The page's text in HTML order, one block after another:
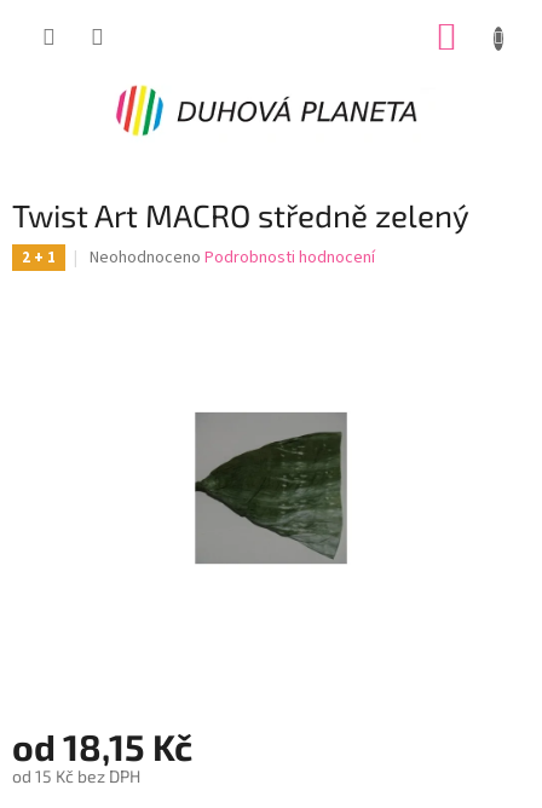
Twist Art MACRO středně zelený
2 + 1
Průměrné
Neohodnoceno Podrobnosti hodnocení
od 18,15 Kč
od 15 Kč bez DPH